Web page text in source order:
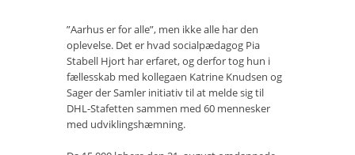
Om Sager der Samler”Aarhus er for alle”, men ikke alle har den
oplevelse. Det er hvad socialpædagog Pia
Stabell Hjort har erfaret, og derfor tog hun i
fællesskab med kollegaen Katrine Knudsen og
Sager der Samler initiativ til at melde sig til
DHL-Stafetten sammen med 60 mennesker
med udviklingshæmning.